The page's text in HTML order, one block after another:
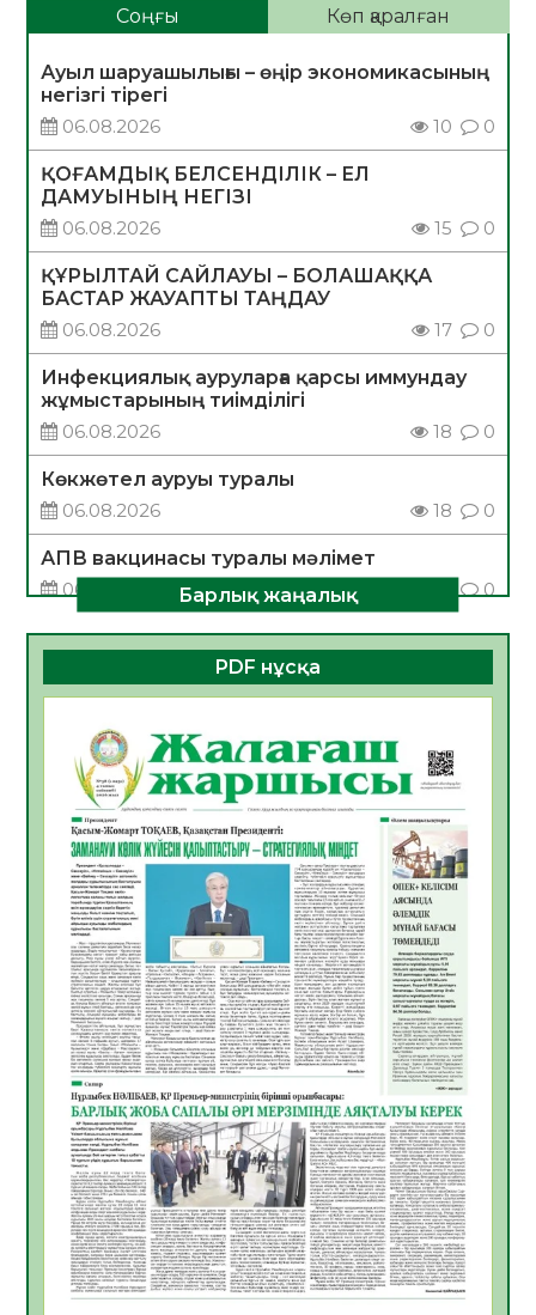
Соңғы Көп қаралған
Ауыл шаруашылығы – өңір экономикасының
негізгі тірегі
06.08.2026
10 0
ҚОҒАМДЫҚ БЕЛСЕНДІЛІК – ЕЛ
ДАМУЫНЫҢ НЕГІЗІ
06.08.2026
15 0
ҚҰРЫЛТАЙ САЙЛАУЫ – БОЛАШАҚҚА
БАСТАР ЖАУАПТЫ ТАҢДАУ
06.08.2026
17 0
Инфекциялық ауруларға қарсы иммундау
жұмыстарының тиімділігі
06.08.2026
18 0
Көкжөтел ауруы туралы
06.08.2026
18 0
АПВ вакцинасы туралы мәлімет
06.08.2026
0
Open Air: Қызылорда облысы полиция
департаменті 20 мыңнан астам
көрерменнің қауіпсіздігін қамтамасыз етті
ҚЫЗЫЛОРДАДА «САНАЛЫ ҰРПАҚ –
ЖАРҚЫН БОЛАШАҚ» АТТЫ КЕҢЕЙТІЛГЕН
МӘЖІЛІС ӨТТІ
05.08.2026
30
Қазақстан Орталық Азиядағы көшуге ең
қолайлы ел атанды
05.08.2026
32
Өрт қауіпсіздігі талаптарын сақтау – әр
азаматтың міндеті
05.08.2026
32
Руслан Рүстемұлы облыс әкімінің
кеңесшісі болып тағайындалды
05.08.2026
29
Цифрландыру саласын дамыту аясында
салынатын жаңа орталықтың жобасы
талқыланды
05.08.2026
29
Барлық жаңалық
PDF нұсқа